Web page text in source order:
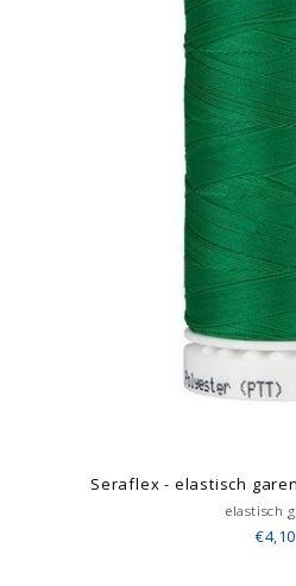
Seraflex - elastisch
elastisch
€4,10